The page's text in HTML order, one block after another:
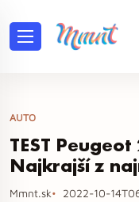
AUTO
TEST
Najkrajší z
Mmnt.sk
2022-10-